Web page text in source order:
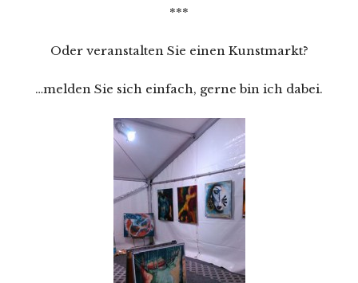
***
Oder veranstalten Sie einen Kunstmarkt?
…melden Sie sich einfach, gerne bin ich dabei.